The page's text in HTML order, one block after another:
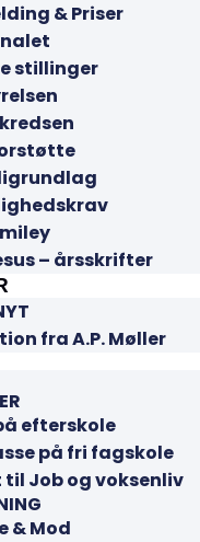
& Priser
stillinger
– årsskrifter
fra A.P. Møller
efterskole
på fri fagskole
til Job og voksenliv
& Mod